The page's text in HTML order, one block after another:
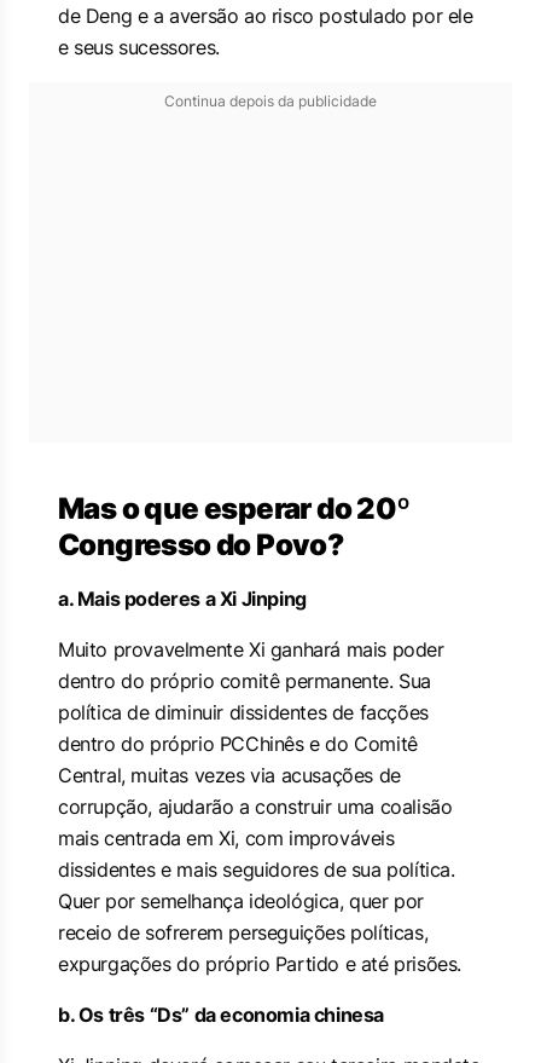
de Deng e a aversão ao risco postulado por ele
e seus sucessores.
Continua depois da publicidade
Mas o que esperar do 20º
Congresso do Povo?
a. Mais poderes a Xi Jinping
Muito provavelmente Xi ganhará mais poder
dentro do próprio comitê permanente. Sua
política de diminuir dissidentes de facções
dentro do próprio PCChinês e do Comitê
Central, muitas vezes via acusações de
corrupção, ajudarão a construir uma coalisão
mais centrada em Xi, com improváveis
dissidentes e mais seguidores de sua política.
Quer por semelhança ideológica, quer por
receio de sofrerem perseguições políticas,
expurgações do próprio Partido e até prisões.
b. Os três “Ds” da economia chinesa